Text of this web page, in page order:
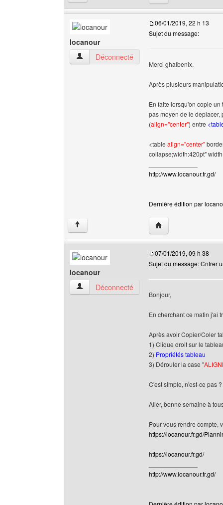
locanour
locanour Voir le profil de l'utilisateur
Déconnecté
06/01/2019, 22 h 13
Sujet du message:
Merci ghalbenix,
Après plusieurs
En faite lorsqu'on copie
pas moyen de le
(align="center") entre
<table align="center"
collapse;width:420pt"
http://www.locanour.fr.gd/
Dernière édition par
↑ Visiter le site web
locanour
locanour Voir le profil de l'utilisateur
Déconnecté
07/01/2019, 09 h 38
Sujet du message: Cntrer
Bonjour,
En cherchant ce matin j'ai
Après avoir Copier/Coler
1) Clique droit sur le
2) Propriétés tableau
3) Dérouler la case "
C'est simple, n'est-ce pas
Aller, bonne semaine à
Pour vous rendre compte,
https://locanour.fr.gd/
https://locanour.fr.gd/
http://www.locanour.fr.gd/